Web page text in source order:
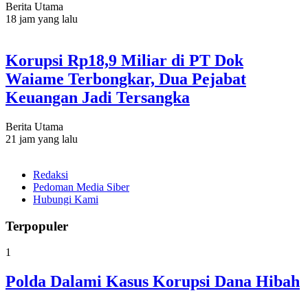
Berita Utama
18 jam yang lalu
Korupsi Rp18,9 Miliar di PT Dok
Waiame Terbongkar, Dua Pejabat
Keuangan Jadi Tersangka
Berita Utama
21 jam yang lalu
Redaksi
Pedoman Media Siber
Hubungi Kami
Terpopuler
1
Polda Dalami Kasus Korupsi Dana Hibah